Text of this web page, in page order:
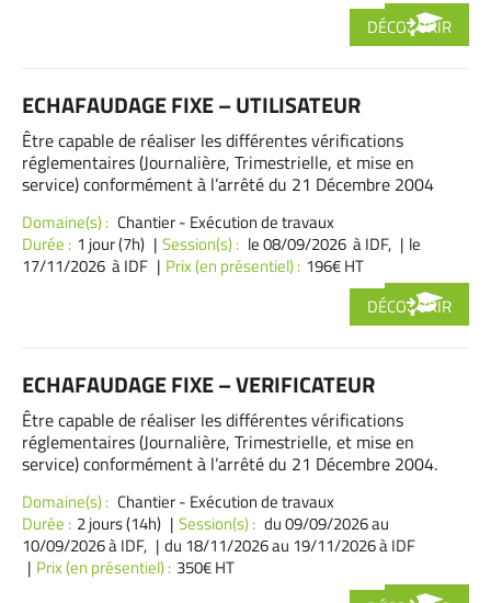
DÉCOUVRIR
ECHAFAUDAGE FIXE – UTILISATEUR
Être capable de réaliser les différentes vérifications
réglementaires (Journalière, Trimestrielle, et mise en
service) conformément à l’arrêté du 21 Décembre 2004
Domaine(s) : Chantier - Exécution de travaux
Durée : 1 jour (7h) Session(s) : le 08/09/2026 à IDF,
le
17/11/2026 à IDF
Prix (en présentiel) : 196€ HT
DÉCOUVRIR
ECHAFAUDAGE FIXE – VERIFICATEUR
Être capable de réaliser les différentes vérifications
réglementaires (Journalière, Trimestrielle, et mise en
service) conformément à l’arrêté du 21 Décembre 2004.
Domaine(s) : Chantier - Exécution de travaux
Durée : 2 jours (14h) Session(s) : du 09/09/2026au
10/09/2026 à IDF,
du 18/11/2026au 19/11/2026 à IDF
Prix (en présentiel) : 350€ HT